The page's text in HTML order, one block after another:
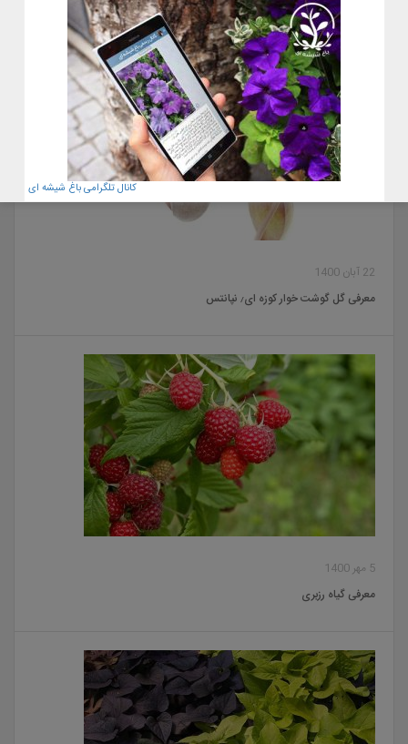
22 آبان 1400
معرفی گل گوشت خوار کوزه ای٫ نپانتس
5 مهر 1400
معرفی گیاه رزبری
کانال تلگرامی باغ شیشه ای